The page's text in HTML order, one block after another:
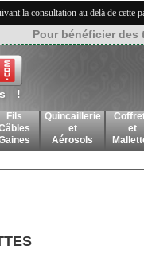
la consultation au delà de cette
Pour bénéficier
!
Fils
Quincaillerie
et
Aérosols
et